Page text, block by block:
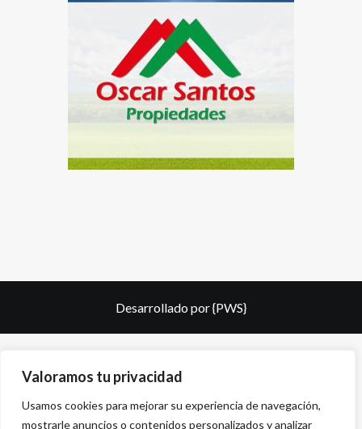
Valoramos tu privacidad
Usamos cookies para mejorar su experiencia de navegación,
mostrarle anuncios o contenidos personalizados y analizar
Desarrollado por{PWS}